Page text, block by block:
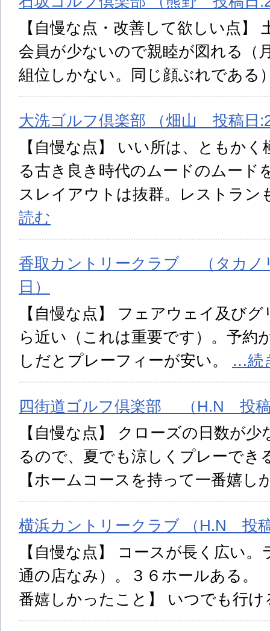
【自慢な点・改善して欲しい点】
会員が少ないので親睦が図れる（
組位しかない。同じ顔ぶれである
大洗ゴルフ倶楽部 （畑山 投稿日
【自慢な点】 いい所は、ともか
る古き良き時代のムードのムード
スレイアウトは抜群。レストラン
読む
香取カントリークラブ （タカノ
日）
【自慢な点】 フェアウェイ及び
ら近い（これは重要です）。予約
しだとプレーフィーが安い。 …続
四街道ゴルフ倶楽部 （H.N 投稿
【自慢な点】 クローズの日数が
るので、夏でも涼しくプレーでき
【ホームコースを持って一番嬉し
横浜カントリークラブ （H.N 投
【自慢な点】 コースが長く広い
通の店なみ）。３６ホールある。
番嬉しかったこと】 いつでも行